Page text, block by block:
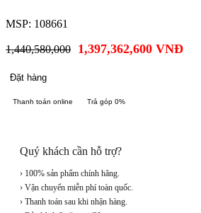
MSP: 108661
1,440,580,000 1,397,362,600 VNĐ
Đặt hàng
Thanh toán online Trả góp 0%
Quý khách cần hỗ trợ?
› 100% sản phẩm chính hãng.
› Vận chuyển miễn phí toàn quốc.
› Thanh toán sau khi nhận hàng.